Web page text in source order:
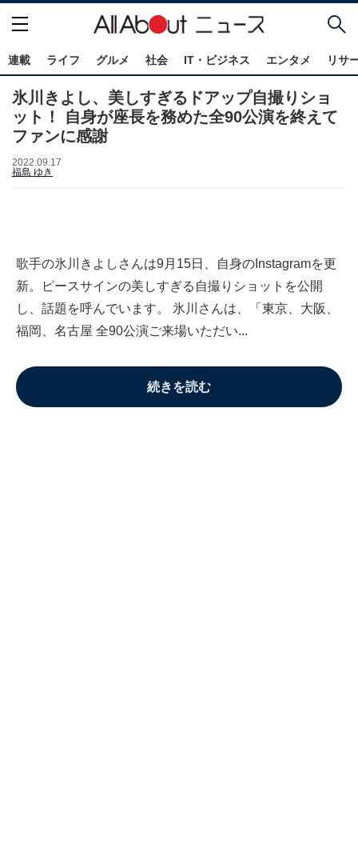
連載 ライフ グルメ 社会 IT・ビジネス エンタメ リサ
氷川きよし、美しすぎるドアップ自撮りショ
ット！ 自身が座長を務めた全90公演を終えて
ファンに感謝
2022.09.17
福島 ゆき
歌手の氷川きよしさんは9月15日、自身のInstagramを更
新。ピースサインの美しすぎる自撮りショットを公開
し、話題を呼んでいます。 氷川さんは、「東京、大阪、
福岡、名古屋 全90公演ご来場いただい...
続きを読む